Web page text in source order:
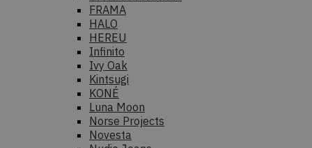
FRAMA
HALO
HEREU
Infinito
Ivy Oak
Kintsugi
KONÉ
Luna Moon
Norse Projects
Novesta